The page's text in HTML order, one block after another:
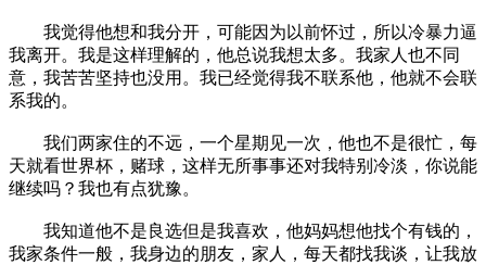
我觉得他想和我分开，可能因为以前怀过，所以冷暴力逼
我离开。我是这样理解的，他总说我想太多。我家人也不同
意，我苦苦坚持也没用。我已经觉得我不联系他，他就不会联
系我的。
我们两家住的不远，一个星期见一次，他也不是很忙，每
天就看世界杯，赌球，这样无所事事还对我特别冷淡，你说能
继续吗？我也有点犹豫。
我知道他不是良选但是我喜欢，他妈妈想他找个有钱的，
我家条件一般，我身边的朋友，家人，每天都找我谈，让我放